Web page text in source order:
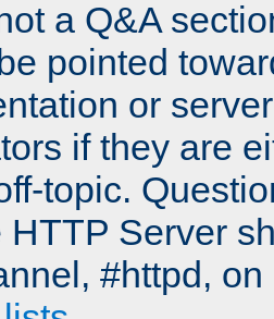
a Q&A
pointed
or
if they are
topic.
HTTP Server
#httpd,